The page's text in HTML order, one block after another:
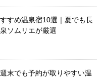
すめ温泉宿10選｜夏でも長
ソムリエが厳選
末でも予約が取りやすい温